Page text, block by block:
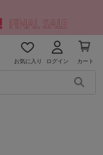
お気に入り ログイン カート